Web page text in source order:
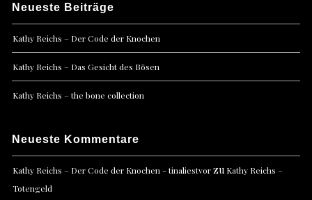
Neueste Beiträge
Kathy Reichs – Der Code der Knochen
Kathy Reichs – Das Gesicht des Bösen
Kathy Reichs – the bone collection
Neueste Kommentare
Kathy Reichs – Der Code der Knochen - tinaliestvorzu Kathy Reichs –
Totengeld